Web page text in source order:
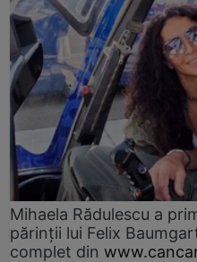
Mihaela Rădulescu a
părinții lui Felix
complet din